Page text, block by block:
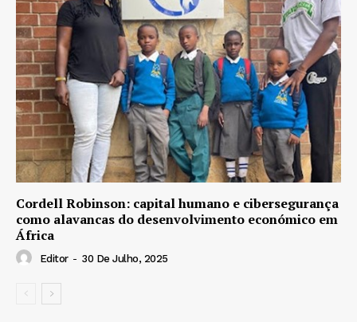
Cordell Robinson: capital humano e cibersegurança
como alavancas do desenvolvimento económico em
África
Editor - 30 De Julho, 2025